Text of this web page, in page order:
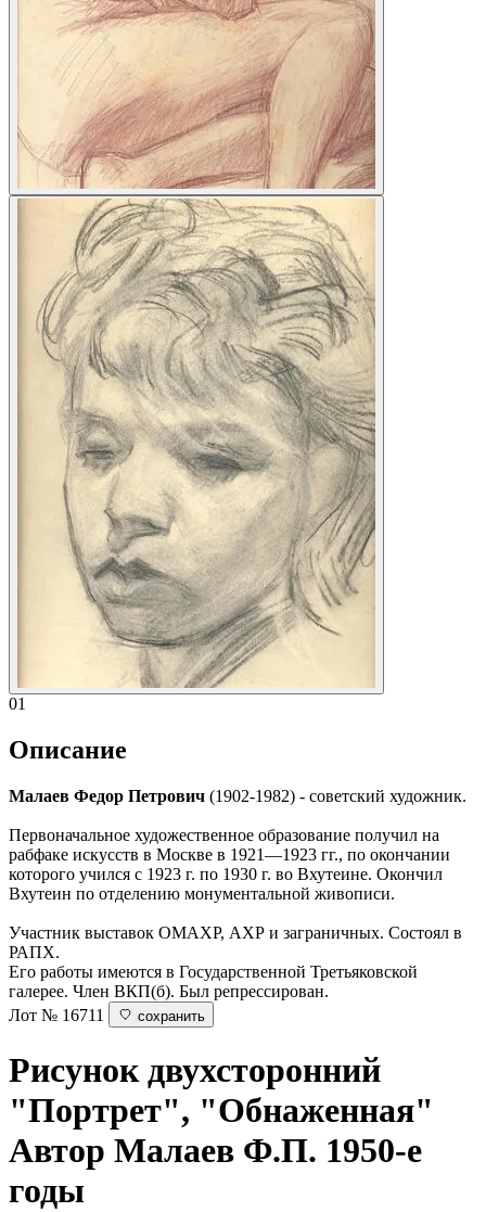
01
Описание
Малаев Федор Петрович (1902-1982) - советский художник.
Первоначальное художественное образование получил на
рабфаке искусств в Москве в 1921—1923 гг., по окончании
которого учился с 1923 г. по 1930 г. во Вхутеине. Окончил
Вхутеин по отделению монументальной живописи.
Участник выставок ОМАХР, АХР и заграничных. Состоял в
РАПХ.
Его работы имеются в Государственной Третьяковской
галерее. Член ВКП(б). Был репрессирован.
Лот № 16711
сохранить
Рисунок двухсторонний
"Портрет", "Обнаженная"
Автор Малаев Ф.П. 1950-е
годы